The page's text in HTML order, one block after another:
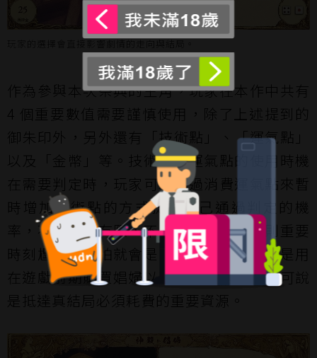
玩家的選擇會直接影響劇情的走向與結局。
作為參與本次祭典的主角，玩家在本作中共有
4 個重要數值需要謹慎使用，除了上述提到的
御朱印外，另外還有「技術點」、「運氣點」
以及「金幣」等。技術點與運氣點的使用時機
在需要判定時，玩家可以通過消費運氣點來暫
時增加技術點的方式提高自己通過判定的機
率，不過數量有限，不能隨意亂花，否則重要
時刻尷尬的恐怕就會是自己了；而金幣則是用
在遊戲前期購買娼婦以及某些事件上，也可說
是抵達真結局必須耗費的重要資源。